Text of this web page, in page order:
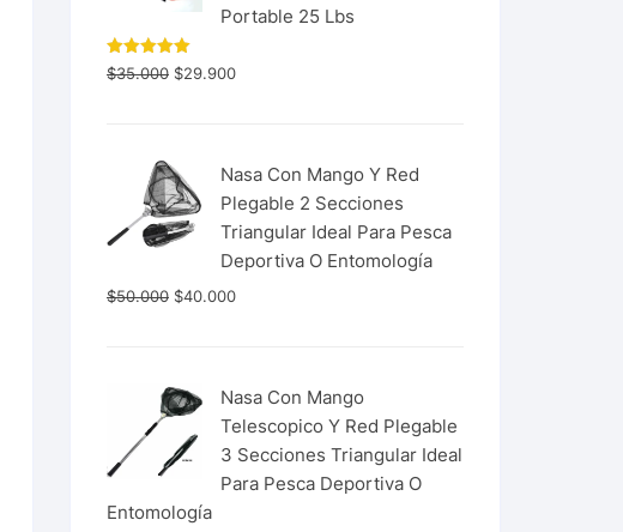
Portable 25 Lbs
Valorado
con 5.00
$35.000 $29.900
Nasa Con Mango Y Red
Plegable 2 Secciones
Triangular Ideal Para Pesca
Deportiva O Entomología
$50.000 $40.000
Nasa Con Mango
Telescopico Y Red Plegable
3 Secciones Triangular Ideal
Para Pesca Deportiva O
Entomología